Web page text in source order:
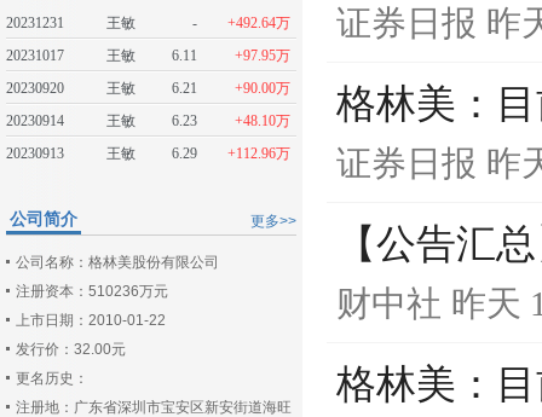
20231231
王敏 -
+492.64万
20231017
王敏 6.11
+97.95万
20230920
王敏 6.21
+90.00万
20230914
王敏 6.23
+48.10万
20230913
王敏 6.29 +112.96万
更多>>
公司简介
公司名称：格林美股份有限公司
注册资本：510236万元
上市日期：2010-01-22
发行价：32.00元
更名历史：
注册地：广东省深圳市宝安区新安街道海旺
证券日报 昨
格林美：
证券日报 昨
【公告汇
财中社 昨天
格林美：